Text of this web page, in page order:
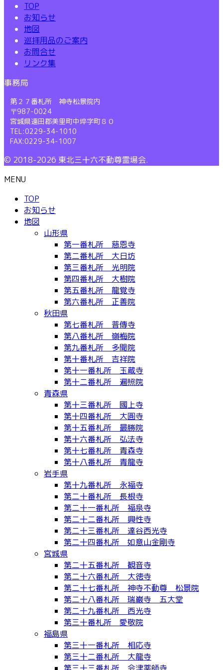
TOP
お知らせ
地図
巡拝用品のご案内
お問合せ
リンク集
事務局
第２７番札所 神寺松景院内
〒987-0024
宮城県遠田郡美里町中埣字町８０
TEL:0229-34-1010
FAX:0229-34-1007
© 2018-2026 東北三十六不動尊霊場会.
MENU
TOP
お知らせ
地図
山形県
第一番札所 慈恩寺
第二番札所 大日坊
第三番札所 光明院
第四番札所 大樹院
第五番札所 龍覚寺
第六番札所 正善院
秋田県
第七番札所 普傳寺
第八番札所 嶺梅院
第九番札所 多聞院
第十番札所 吉祥院
第十一番札所 玉蔵寺
第十二番札所 遍照院
青森県
第十三番札所 國上寺
第十四番札所 大圓寺
第十五番札所 最勝院
第十六番札所 弘法寺
第十七番札所 青森寺
第十八番札所 青龍寺
岩手県
第十九番札所 永福寺
第二十番札所 長根寺
第二十一番札所 福泉寺
第二十二番札所 興性寺
第二十三番札所 達谷西光寺
第二十四番札所 如意山金剛寺
宮城県
第二十五番札所 観音寺
第二十六番札所 大徳寺
第二十七番札所 神寺不動尊 松景院
第二十八番札所 瑞巌寺 五大堂
第二十九番札所 西光寺
第三十番札所 愛敬院
福島県
第三十一番札所 相応寺
第三十二番札所 大龍寺